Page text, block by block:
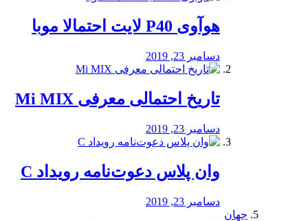
هوآوی P40 لایت احتمالا موبا
دسامبر 23, 2019
تاریخ احتمالی معرفی Mi MIX
دسامبر 23, 2019
وان پلاس دعوت‌نامه رویداد C
دسامبر 23, 2019
جهان